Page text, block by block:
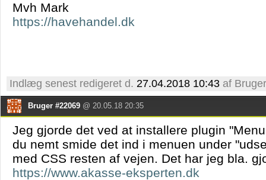
Mvh Mark
https://havehandel.dk
Indlæg senest redigeret d. 27.04.2018 10:43 af
Bruger #22069 @ 20.05.18 20:35
Jeg gjorde det ved at installere plugin
du nemt smide det ind i menuen under
med CSS resten af vejen. Det har jeg bla.
https://www.akasse-eksperten.dk